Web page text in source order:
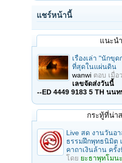
แชร์หน้านี้
แนะนำ
เรื่องเล่า "นักขุ
ที่สุดในแผ่นดิน
wanwi ตอบ เมื่อ
เลขจัดส่งวันนี้
--ED 4449 9183 5 TH นน
กระทู้ที่น่า
Live สด งานวันอ
ธรรมฝึกพุทธนิมิต
คาถาเงินล้าน ครั้
โดย ยะธาพุทโมนะ